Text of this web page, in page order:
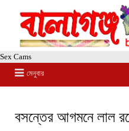
Sex Cams
মেনুবার
বসন্তের আগমনে লাল